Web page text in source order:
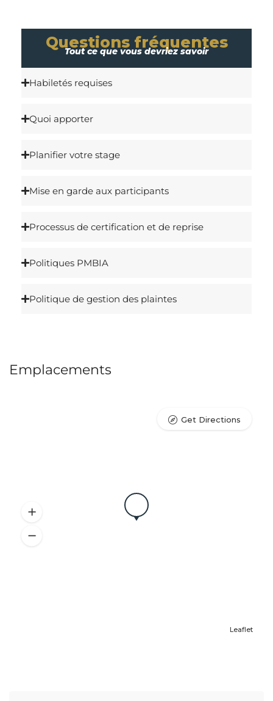
Questions fréquentes
Tout ce que vous devriez savoir
Habiletés requises
Quoi apporter
Planifier votre stage
Mise en garde aux participants
Processus de certification et de reprise
Politiques PMBIA
Politique de gestion des plaintes
Emplacements
Leaflet
Get Directions